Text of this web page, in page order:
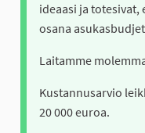
ideaasi ja
osana
Laitamme
Kustannusarvio
20 000 euroa.